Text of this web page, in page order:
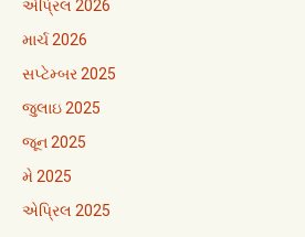
એપ્રિલ 2026
માર્ચ 2026
સપ્ટેમ્બર 2025
જુલાઇ 2025
જૂન 2025
મે 2025
એપ્રિલ 2025